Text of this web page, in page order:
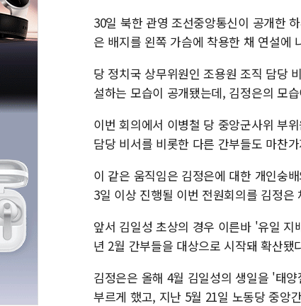
30일 북한 관영 조선중앙통신이 공개한
은 배지를 왼쪽 가슴에 착용한 채 연설에
당 정치국 상무위원인 조용원 조직 담당
설하는 모습이 공개됐는데, 김정은의 모
이번 회의에서 이병철 당 중앙군사위 부
담당 비서를 비롯한 다른 간부들도 마찬
이 같은 움직임은 김정은에 대한 개인숭
3일 이상 진행될 이번 전원회의를 김정
앞서 김일성 초상의 경우 이른바 '유일
년 2월 간부들을 대상으로 시작돼 확산됐
김정은은 올해 4월 김일성의 생일을 '태
부르게 했고, 지난 5월 21일 노동당 중앙